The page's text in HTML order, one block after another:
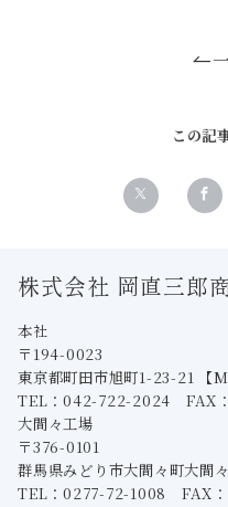
この記
株式会社 岡直三郎
本社
〒194-0023
東京都町田市旭町1-23-21
【
TEL：042-722-2024 FAX
大間々工場
〒376-0101
群馬県みどり市大間々町大間
TEL：0277-72-1008 FAX